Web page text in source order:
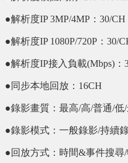
●解析度IP 3MP/4MP：30/CH
●解析度IP 1080P/720P：30/
●解析度IP接入負載(Mbps)：
●同步本地回放：16CH
●錄影畫質：最高/高/普通/低
●錄影模式：一般錄影/持續
●回放方式：時間&事件搜尋